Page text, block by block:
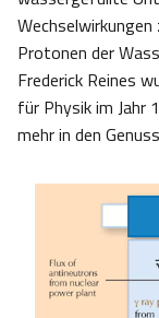
Protonen der
Frederick Reines
für Physik im Jahr
mehr in den